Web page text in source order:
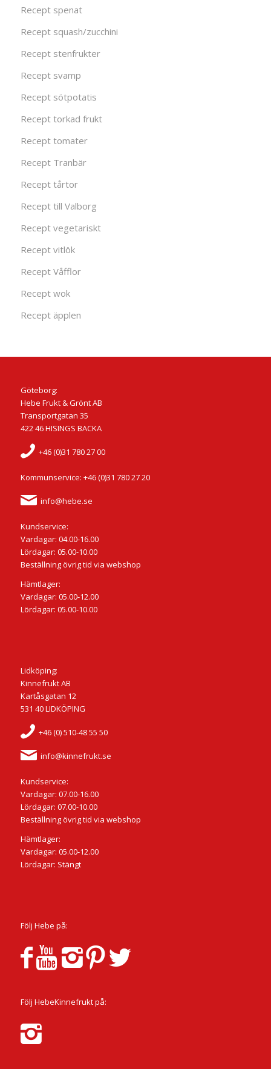
Recept spenat
Recept squash/zucchini
Recept stenfrukter
Recept svamp
Recept sötpotatis
Recept torkad frukt
Recept tomater
Recept Tranbär
Recept tårtor
Recept till Valborg
Recept vegetariskt
Recept vitlök
Recept Våfflor
Recept wok
Recept äpplen
Göteborg:
Hebe Frukt & Grönt AB
Transportgatan 35
422 46 HISINGS BACKA
+46 (0)31 780 27 00
Kommunservice: +46 (0)31 780 27 20
info@hebe.se
Kundservice:
Vardagar: 04.00-16.00
Lördagar: 05.00-10.00
Beställning övrig tid via webshop
Hämtlager:
Vardagar: 05.00-12.00
Lördagar: 05.00-10.00
Lidköping:
Kinnefrukt AB
Kartåsgatan 12
531 40 LIDKÖPING
+46 (0) 510-48 55 50
info@kinnefrukt.se
Kundservice:
Vardagar: 07.00-16.00
Lördagar: 07.00-10.00
Beställning övrig tid via webshop
Hämtlager:
Vardagar: 05.00-12.00
Lördagar: Stängt
Följ Hebe på:
Följ HebeKinnefrukt på: